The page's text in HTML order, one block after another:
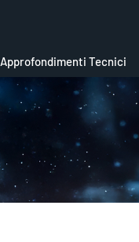
Approfondimenti Tecnici